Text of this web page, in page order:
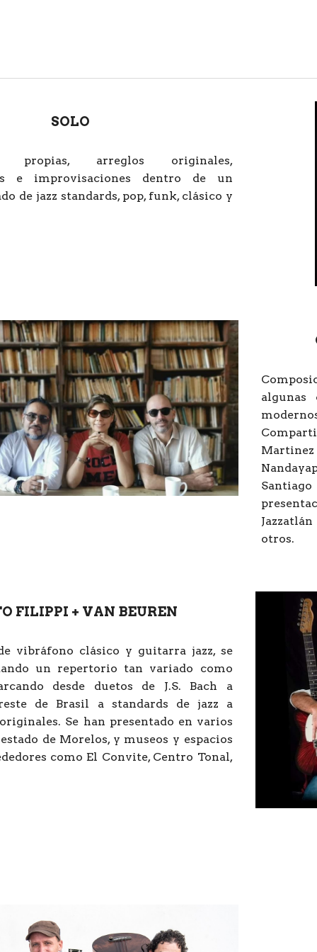
SOLO
propias, arreglos originales,
e improvisaciones dentro de un
de jazz standards, pop, funk, clásico y
algunas
otros.
FILIPPI + VAN BEUREN
vibráfono clásico y guitarra jazz, se
un repertorio tan variado como
desde duetos de J.S. Bach a
de Brasil a standards de jazz a
Se han presentado en varios
de Morelos, y museos y espacios
como El Convite, Centro Tonal,